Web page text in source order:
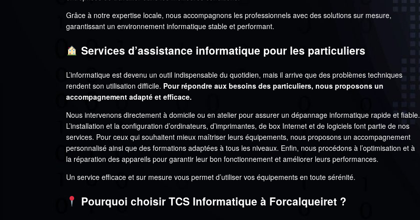
Grâce à notre expertise locale, nous accompagnons les professionnels avec des solutions sur mesure,
garantissant un environnement informatique stable et performant.
Services d’assistance informatique pour les particuliers
L’informatique est devenu un outil indispensable du quotidien, mais il arrive que des problèmes techniques
rendent son utilisation difficile. Pour répondre aux besoins des particuliers, nous proposons un
accompagnement adapté et efficace.
Nous intervenons directement à domicile ou en atelier pour assurer un dépannage informatique rapide et fiable.
L’installation et la configuration d’ordinateurs, d’imprimantes, de box Internet et de logiciels font partie de nos
services. Pour ceux qui souhaitent mieux maîtriser leurs équipements, nous proposons un accompagnement
personnalisé ainsi que des formations adaptées à tous les niveaux. Enfin, nous procédons à l’optimisation et à
la réparation des appareils pour garantir leur bon fonctionnement et améliorer leurs performances.
Un service efficace et sur mesure vous permet d’utiliser vos équipements en toute sérénité.
Pourquoi choisir TCS Informatique à Forcalqueiret ?